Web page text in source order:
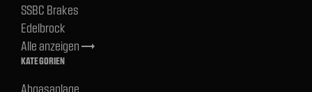
SSBC Brakes
Edelbrock
Alle anzeigentrending_flat
KATEGORIEN
Abgasanlage